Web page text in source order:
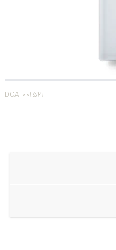
DCA-001521